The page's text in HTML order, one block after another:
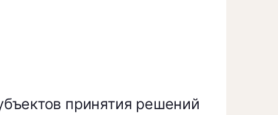
принятия решений